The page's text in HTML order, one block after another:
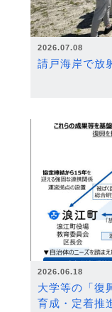
2026.07.08
請戸海岸で放
2026.06.18
大学等の「復
育成・定着推